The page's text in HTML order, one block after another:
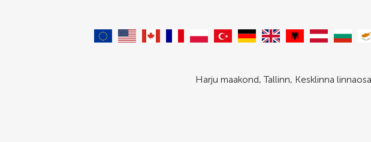
Harju maakond, Tallinn, Kesklinna